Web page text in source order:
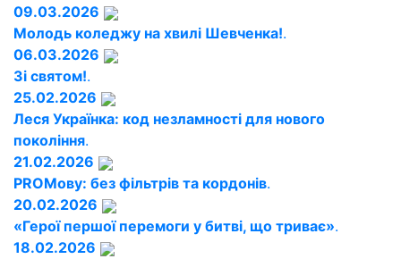
09.03.2026
Молодь коледжу на хвилі Шевченка!.
06.03.2026
Зі святом!.
25.02.2026
Леся Українка: код незламності для нового
покоління.
21.02.2026
PROМову: без фільтрів та кордонів.
20.02.2026
«Герої першої перемоги у битві, що триває».
18.02.2026